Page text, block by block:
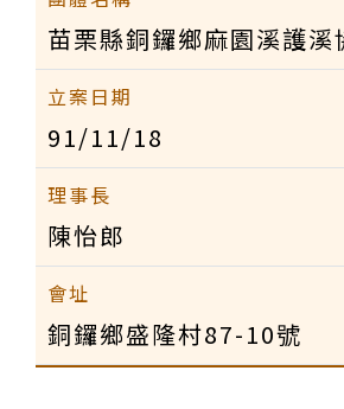
苗栗縣銅鑼鄉麻園溪護溪
91/11/18
陳怡郎
銅鑼鄉盛隆村87-10號